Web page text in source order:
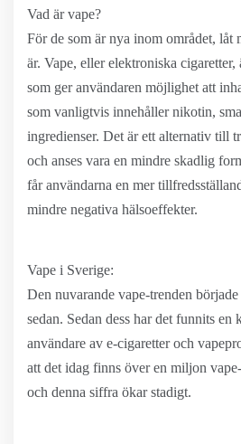
Vad är vape?
För de som är nya inom området, låt
är. Vape, eller elektroniska
som ger användaren möjlighet att
som vanligtvis innehåller nikotin,
ingredienser. Det är ett alternativ till
och anses vara en mindre skadlig
får användarna en mer
mindre negativa hälsoeffekter.
Vape i Sverige:
Den nuvarande vape-trenden
sedan. Sedan dess har det funnits
användare av e-cigaretter och
att det idag finns över en miljon
och denna siffra ökar stadigt.